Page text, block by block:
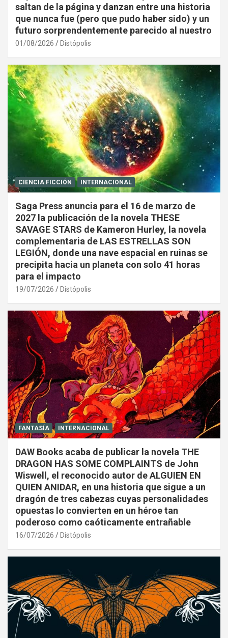
saltan de la página y danzan entre una historia
que nunca fue (pero que pudo haber sido) y un
futuro sorprendentemente parecido al nuestro
01/08/2026 Distópolis
CIENCIA FICCIÓN INTERNACIONAL
Saga Press anuncia para el 16 de marzo de
2027 la publicación de la novela THESE
SAVAGE STARS de Kameron Hurley, la novela
complementaria de LAS ESTRELLAS SON
LEGIÓN, donde una nave espacial en ruinas se
precipita hacia un planeta con solo 41 horas
para el impacto
19/07/2026 Distópolis
FANTASÍA INTERNACIONAL
DAW Books acaba de publicar la novela THE
DRAGON HAS SOME COMPLAINTS de John
Wiswell, el reconocido autor de ALGUIEN EN
QUIEN ANIDAR, en una historia que sigue a un
dragón de tres cabezas cuyas personalidades
opuestas lo convierten en un héroe tan
poderoso como caóticamente entrañable
16/07/2026 Distópolis